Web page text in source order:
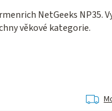
NetGeeks NP35.
věkové kategorie.